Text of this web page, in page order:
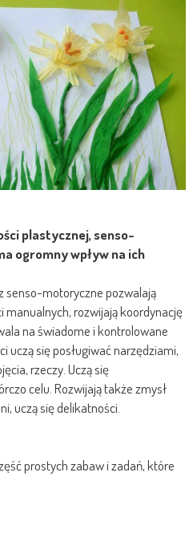
plastycznej, senso-
ogromny wpływ na ich
senso-motoryczne pozwalają
manualnych, rozwijają koordynację
na świadome i kontrolowane
uczą się posługiwać narzędziami,
rzeczy. Uczą się
celu. Rozwijają także zmysł
uczą się delikatności.
prostych zabaw i zadań, które